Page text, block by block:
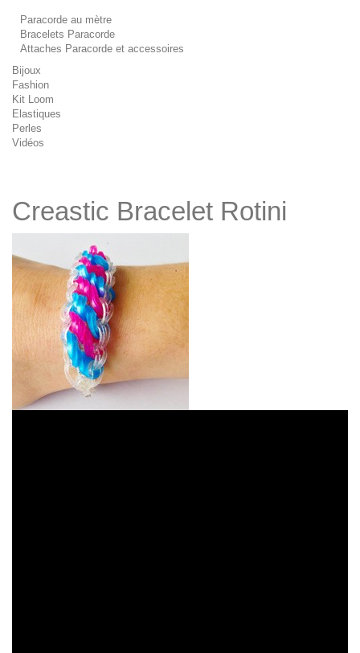
Paracorde au mètre
Bracelets Paracorde
Attaches Paracorde et accessoires
Bijoux
Fashion
Kit Loom
Elastiques
Perles
Vidéos
Creastic Bracelet Rotini